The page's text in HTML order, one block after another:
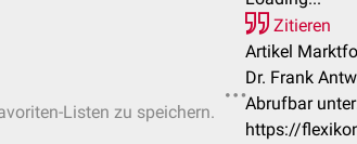
Listen zu speichern.
Zitieren
Artikel
Dr. Frank
Abrufbar
https://